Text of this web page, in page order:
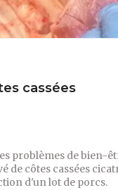
cassées
problèmes de bien-
de côtes cassées
d'un lot de porcs.